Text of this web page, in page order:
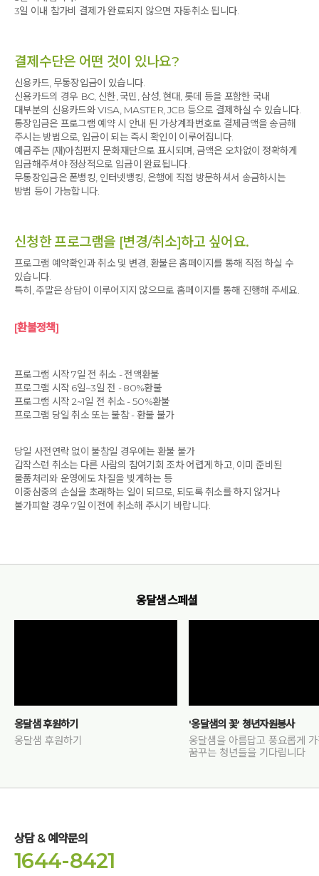
3일 이내 참가비 결제가 완료되지 않으면 자동취소 됩니다.
결제수단은 어떤 것이 있나요?
신용카드, 무통장입금이 있습니다.
신용카드의 경우 BC, 신한, 국민, 삼성, 현대, 롯데 등을 포함한 국내
대부분의 신용카드와 VISA, MASTER, JCB 등으로 결제하실 수 있습니다.
통장입금은 프로그램 예약 시 안내 된 가상계좌번호로 결제금액을 송금해
주시는 방법으로, 입금이 되는 즉시 확인이 이루어집니다.
예금주는 (재)아침편지 문화재단으로 표시되며, 금액은 오차없이 정확하게
입금해주셔야 정상적으로 입금이 완료됩니다.
무통장입금은 폰뱅킹, 인터넷뱅킹, 은행에 직접 방문하셔서 송금하시는
방법 등이 가능합니다.
신청한 프로그램을 [변경/취소]하고 싶어요.
프로그램 예약확인과 취소 및 변경, 환불은 홈페이지를 통해 직접 하실 수
있습니다.
특히, 주말은 상담이 이루어지지 않으므로 홈페이지를 통해 진행해 주세요.
[환불정책]
프로그램 시작 7일 전 취소 - 전액환불
프로그램 시작 6일~3일 전 - 80%환불
프로그램 시작 2~1일 전 취소 - 50%환불
프로그램 당일 취소 또는 불참 - 환불 불가
당일 사전연락 없이 불참일 경우에는 환불 불가
갑작스런 취소는 다른 사람의 참여기회 조차 어렵게 하고, 이미 준비된
물품처리와 운영에도 차질을 빚게하는 등
이중삼중의 손실을 초래하는 일이 되므로, 되도록 취소를 하지 않거나
불가피할 경우 7일 이전에 취소해 주시기 바랍니다.
옹달샘 스페셜
옹달샘 후원하기
옹달샘 후원하기
'옹달샘의 꽃' 청년자원봉사
옹달샘을 아름답고 풍요롭게
꿈꾸는 청년들을 기다립니다
상담 & 예약문의
1644-8421